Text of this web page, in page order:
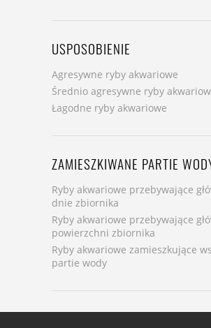
USPOSOBIENIE
Agresywne ryby akwariowe
Średnio agresywne ryby
Łagodne ryby akwariowe
ZAMIESZKIWANE PARTIE
Ryby akwariowe przebywające
dnie zbiornika
Ryby akwariowe przebywające
powierzchni zbiornika
Ryby akwariowe zamieszkujące
partie wody